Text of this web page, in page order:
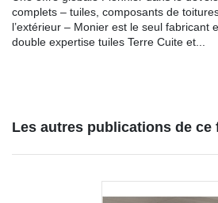
complets – tuiles, composants de
l’extérieur – Monier est le seul fabricant
double expertise tuiles Terre Cuite et...
Les autres publications de ce